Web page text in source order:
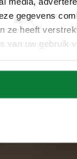
gegevens
ze heeft
van uw gebruik